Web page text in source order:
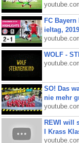
FC
ieltag,
WOLF -
SO! Das
nie mehr
REWI will
I Krass